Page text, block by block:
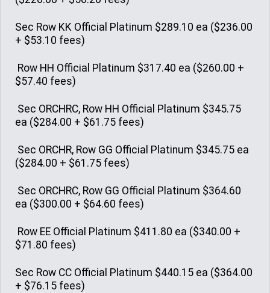
Sec Row KK Official Platinum $289.10 ea ($236.00
+ $53.10 fees)
Row HH Official Platinum $317.40 ea ($260.00 +
$57.40 fees)
Sec ORCHRC, Row HH Official Platinum $345.75
ea ($284.00 + $61.75 fees)
Sec ORCHR, Row GG Official Platinum $345.75 ea
($284.00 + $61.75 fees)
Sec ORCHRC, Row GG Official Platinum $364.60
ea ($300.00 + $64.60 fees)
Row EE Official Platinum $411.80 ea ($340.00 +
$71.80 fees)
Sec Row CC Official Platinum $440.15 ea ($364.00
+ $76.15 fees)